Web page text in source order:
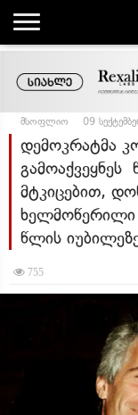
მსოფლიო 09
დემოკრატმა
მტკიცებით,
ხელმოწერილი
წლის
755